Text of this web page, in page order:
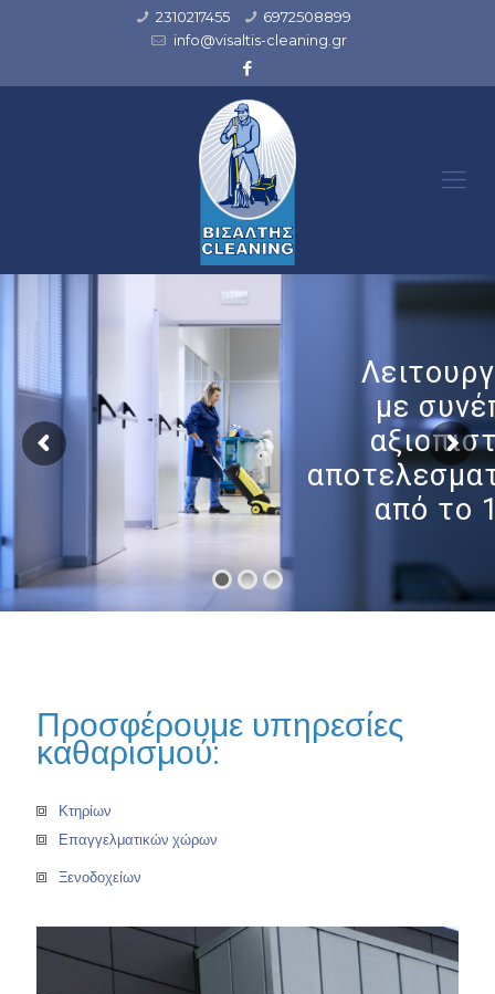
2310217455
6972508899
info@visaltis-cleaning.gr
με
από το
Προσφέρουμε υπηρεσίες
καθαρισμού:
Κτηρίων
Επαγγελματικών χώρων
Ξενοδοχείων